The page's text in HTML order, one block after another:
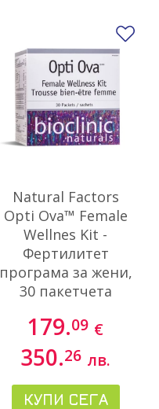
Natural Factors
Opti Ova™ Female
Wellnes Kit -
Фертилитет
програма за жени,
30 пакетчета
179.09 €
350.26 лв.
КУПИ СЕГА